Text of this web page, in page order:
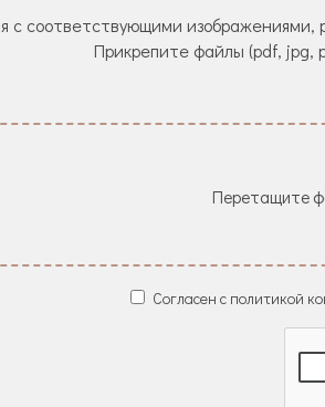
с соответствующими изображениями,
Прикрепите файлы (pdf, jpg,
Перетащите
Согласен с политикой